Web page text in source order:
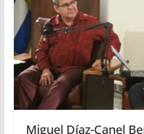
Miguel Díaz-Canel